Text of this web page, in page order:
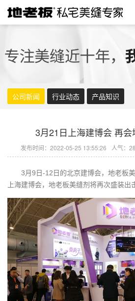
公司新闻 行业动态 产品知识
3月21日上海建博会 再
发布时间：2022-05-25 13:55:26 人气：
3月9日-12日的北京建博会， 地老板
上海建博会， 地老板美缝剂 将再次盛装出